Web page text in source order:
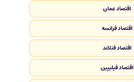
اقتصاد عمان
اقتصاد فرانسه
اقتصاد فنلاند
اقتصاد فیلیپین